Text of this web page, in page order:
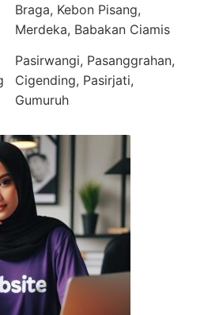
Braga, Kebon Pisang,
Merdeka, Babakan Ciamis
Pasirwangi, Pasanggrahan,
Cigending, Pasirjati,
Gumuruh